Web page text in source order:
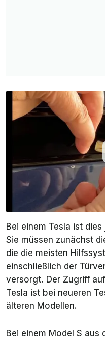
Bei einem Tesla ist
Sie müssen zunächst
die die meisten
einschließlich der
versorgt. Der Zugriff
Tesla ist bei neueren
älteren Modellen.
Bei einem Model S aus